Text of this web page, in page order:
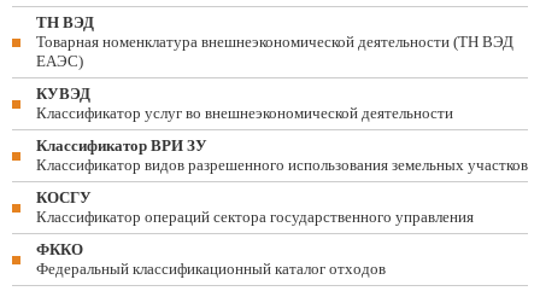
ТН ВЭД
Товарная номенклатура внешнеэкономической деятельности (ТН ВЭД
ЕАЭС)
КУВЭД
Классификатор услуг во внешнеэкономической деятельности
Классификатор ВРИ ЗУ
Классификатор видов разрешенного использования земельных участков
КОСГУ
Классификатор операций сектора государственного управления
ФККО
Федеральный классификационный каталог отходов